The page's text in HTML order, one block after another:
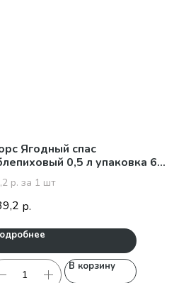
Ягодный спас
0,5 л упаковка 6
р. за 1 шт
р.
В корзину